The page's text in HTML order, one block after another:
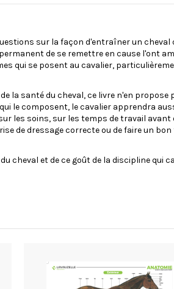
sur la façon d'entraîner un
de se remettre en cause l'ont
qui se posent au cavalier,
la santé du cheval, ce livre n'en
le composent, le cavalier apprendra
les soins, sur les temps de travail
de dressage correcte ou de faire un
cheval et de ce goût de la discipline